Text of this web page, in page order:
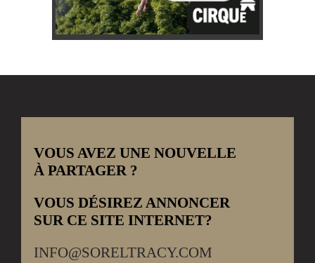
VOUS AVEZ UNE NOUVELLE
À PARTAGER ?
VOUS DÉSIREZ ANNONCER
SUR CE SITE INTERNET?
INFO@SORELTRACY.COM